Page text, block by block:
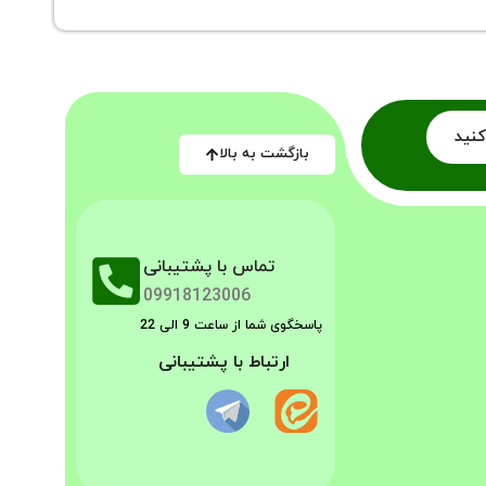
بازگشت به بالا
تماس با پشتیبانی
09918123006
پاسخگوی شما از ساعت 9 الی 22
ارتباط با پشتیبانی